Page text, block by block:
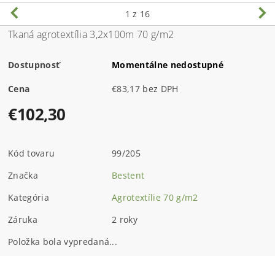
1 z 16
Tkaná agrotextília 3,2x100m 70 g/m2
Dostupnosť Momentálne nedostupné
Cena €83,17 bez DPH
€102,30
Kód tovaru
99/205
Značka
Bestent
Kategória
Agrotextílie 70 g/m2
Záruka
2 roky
Položka bola vypredaná...